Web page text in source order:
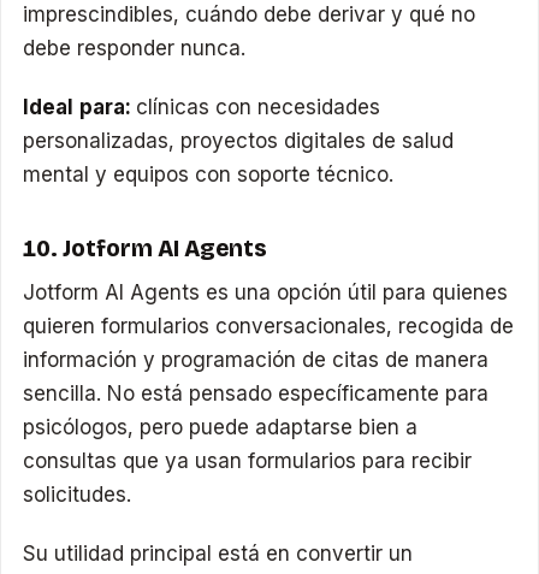
imprescindibles, cuándo debe derivar y qué no
debe responder nunca.
Ideal para: clínicas con necesidades
personalizadas, proyectos digitales de salud
mental y equipos con soporte técnico.
10. Jotform AI Agents
Jotform AI Agents es una opción útil para quienes
quieren formularios conversacionales, recogida de
información y programación de citas de manera
sencilla. No está pensado específicamente para
psicólogos, pero puede adaptarse bien a
consultas que ya usan formularios para recibir
solicitudes.
Su utilidad principal está en convertir un